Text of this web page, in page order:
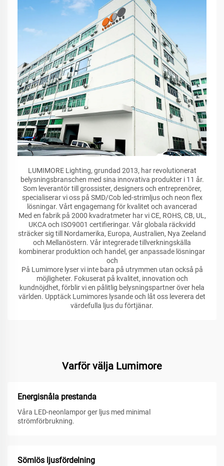
LUMIMORE Lighting, grundad 2013, har revolutionerat
belysningsbranschen med sina innovativa produkter i 11 år.
Som leverantör till grossister, designers och entreprenörer,
specialiserar vi oss på SMD/Cob led-strimljus och neon flex
lösningar. Vårt engagemang för kvalitet och avancerad
Med en fabrik på 2000 kvadratmeter har vi CE, ROHS, CB, UL,
UKCA och ISO9001 certifieringar. Vår globala räckvidd
sträcker sig till Nordamerika, Europa, Australien, Nya Zeeland
och Mellanöstern. Vår integrerade tillverkningskälla
kombinerar produktion och handel, ger anpassade lösningar
och
På Lumimore lyser vi inte bara på utrymmen utan också på
möjligheter. Fokuserat på kvalitet, innovation och
kundnöjdhet, förblir vi en pålitlig belysningspartner över hela
världen. Upptäck Lumimores lysande och låt oss leverera det
värdefulla ljus du förtjänar.
Varför välja Lumimore
Energisnåla prestanda
Våra LED-neonlampor ger ljus med minimal
strömförbrukning.
Sömlös ljusfördelning